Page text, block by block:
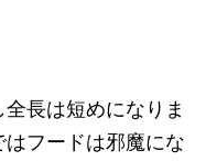
長は短めになりま
フードは邪魔にな